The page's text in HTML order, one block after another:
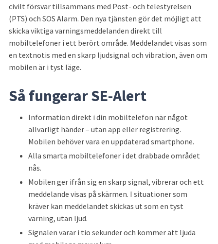
civilt försvar tillsammans med Post- och telestyrelsen
(PTS) och SOS Alarm. Den nya tjänsten gör det möjligt att
skicka viktiga varningsmeddelanden direkt till
mobiltelefoner i ett berört område. Meddelandet visas som
en textnotis med en skarp ljudsignal och vibration, även om
mobilen är i tyst läge.
Så fungerar SE-Alert
Information direkt i din mobiltelefon när något
allvarligt händer – utan app eller registrering.
Mobilen behöver vara en uppdaterad smartphone.
Alla smarta mobiltelefoner i det drabbade området
nås.
Mobilen ger ifrån sig en skarp signal, vibrerar och ett
meddelande visas på skärmen. I situationer som
kräver kan meddelandet skickas ut som en tyst
varning, utan ljud.
Signalen varar i tio sekunder och kommer att ljuda